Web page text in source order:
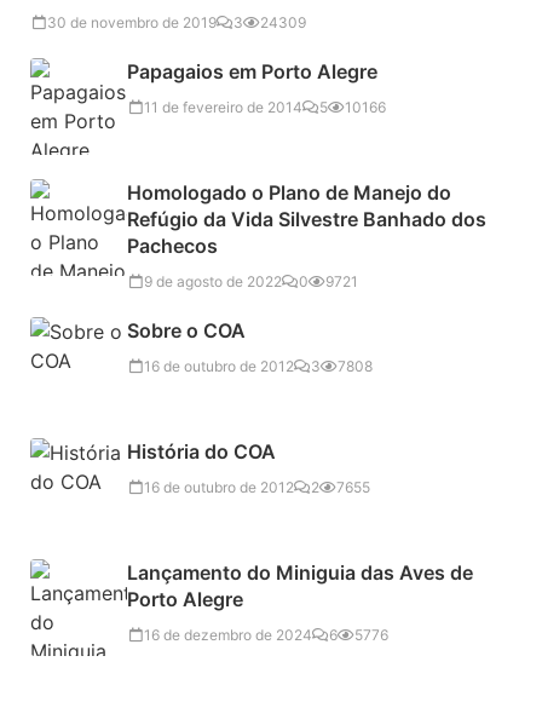
30 de novembro de 2019 3 24309
Papagaios em Porto Alegre
11 de fevereiro de 2014 5 10166
Homologado o Plano de Manejo do
Refúgio da Vida Silvestre Banhado dos
Pachecos
9 de agosto de 2022 0 9721
Sobre o COA
16 de outubro de 2012 3 7808
História do COA
16 de outubro de 2012 2 7655
Lançamento do Miniguia das Aves de
Porto Alegre
16 de dezembro de 2024 6 5776